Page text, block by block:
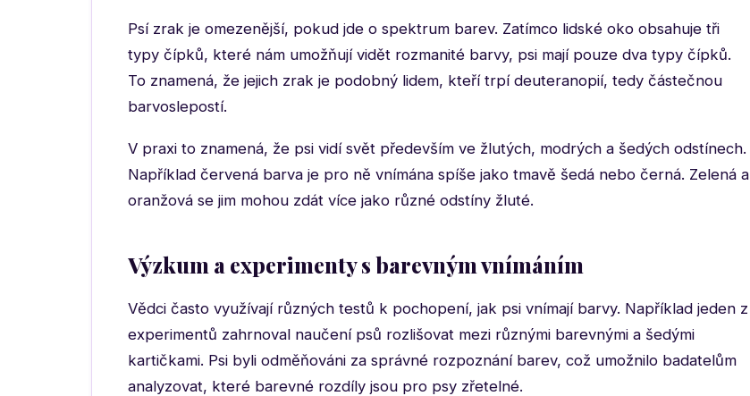
Psí zrak je omezenější, pokud jde o spektrum barev. Zatímco lidské oko obsahuje tři
typy čípků, které nám umožňují vidět rozmanité barvy, psi mají pouze dva typy čípků.
To znamená, že jejich zrak je podobný lidem, kteří trpí deuteranopií, tedy částečnou
barvoslepostí.
V praxi to znamená, že psi vidí svět především ve žlutých, modrých a šedých odstínech.
Například červená barva je pro ně vnímána spíše jako tmavě šedá nebo černá. Zelená a
oranžová se jim mohou zdát více jako různé odstíny žluté.
Výzkum a experimenty s barevným vnímáním
Vědci často využívají různých testů k pochopení, jak psi vnímají barvy. Například jeden z
experimentů zahrnoval naučení psů rozlišovat mezi různými barevnými a šedými
kartičkami. Psi byli odměňováni za správné rozpoznání barev, což umožnilo badatelům
analyzovat, které barevné rozdíly jsou pro psy zřetelné.